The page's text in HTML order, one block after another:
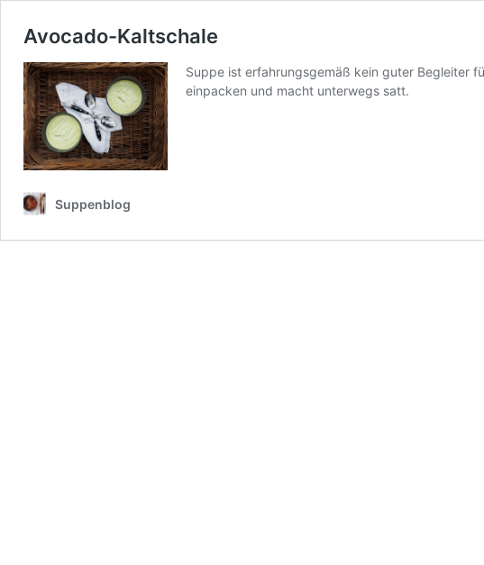
Avocado-Kaltschale
Suppe ist erfahrungsgemäß kein guter Begleiter
einpacken und macht unterwegs satt.
Suppenblog